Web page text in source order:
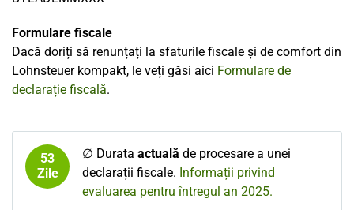
Formulare fiscale
Dacă doriți să renunțați la sfaturile fiscale și de comfort din
Lohnsteuer kompakt, le veți găsi aici Formulare de
declarație fiscală.
53
Zile
∅ Durata actuală de procesare a unei
declarații fiscale. Informații privind
evaluarea pentru întregul an 2025.